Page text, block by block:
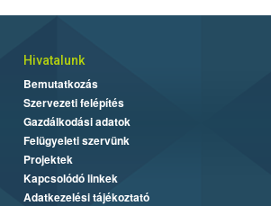
Hivatalunk
Bemutatkozás
Szervezeti felépítés
Gazdálkodási adatok
Felügyeleti szervünk
Projektek
Kapcsolódó linkek
Adatkezelési tájékoztató